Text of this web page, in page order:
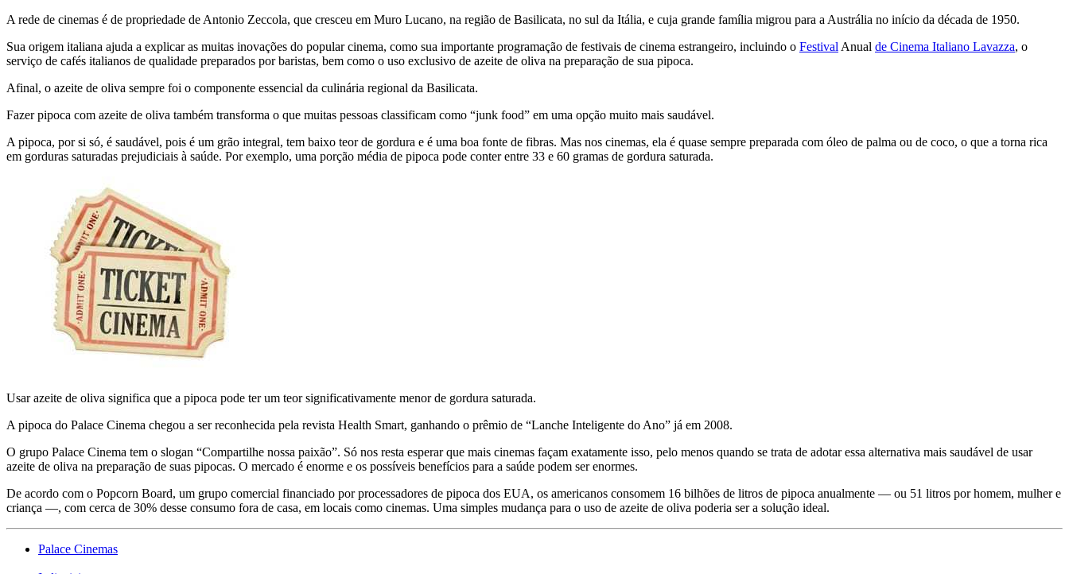
A rede de cinemas é de propriedade de Antonio Zeccola, que cresceu em Muro Lucano, na região de Basilicata, no sul da Itália, e cuja grande família migrou para a Austrália no início da década de 1950.
Sua origem italiana ajuda a explicar as muitas inovações do popular cinema, como sua importante programação de festivais de cinema estrangeiro, incluindo o Festival Anual de Cinema Italiano Lavazza, o
serviço de cafés italianos de qualidade preparados por baristas, bem como o uso exclusivo de azeite de oliva na preparação de sua pipoca.
Afinal, o azeite de oliva sempre foi o componente essencial da culinária regional da Basilicata.
Fazer pipoca com azeite de oliva também transforma o que muitas pessoas classificam como “junk food” em uma opção muito mais saudável.
A pipoca, por si só, é saudável, pois é um grão integral, tem baixo teor de gordura e é uma boa fonte de fibras. Mas nos cinemas, ela é quase sempre preparada com óleo de palma ou de coco, o que a torna rica
em gorduras saturadas prejudiciais à saúde. Por exemplo, uma porção média de pipoca pode conter entre 33 e 60 gramas de gordura saturada.
Usar azeite de oliva significa que a pipoca pode ter um teor significativamente menor de gordura saturada.
A pipoca do Palace Cinema chegou a ser reconhecida pela revista Health Smart, ganhando o prêmio de “Lanche Inteligente do Ano” já em 2008.
O grupo Palace Cinema tem o slogan “Compartilhe nossa paixão”. Só nos resta esperar que mais cinemas façam exatamente isso, pelo menos quando se trata de adotar essa alternativa mais saudável de usar
azeite de oliva na preparação de suas pipocas. O mercado é enorme e os possíveis benefícios para a saúde podem ser enormes.
De acordo com o Popcorn Board, um grupo comercial financiado por processadores de pipoca dos EUA, os americanos consomem 16 bilhões de litros de pipoca anualmente — ou 51 litros por homem, mulher e
criança —, com cerca de 30% desse consumo fora de casa, em locais como cinemas. Uma simples mudança para o uso de azeite de oliva poderia ser a solução ideal.
Palace Cinemas